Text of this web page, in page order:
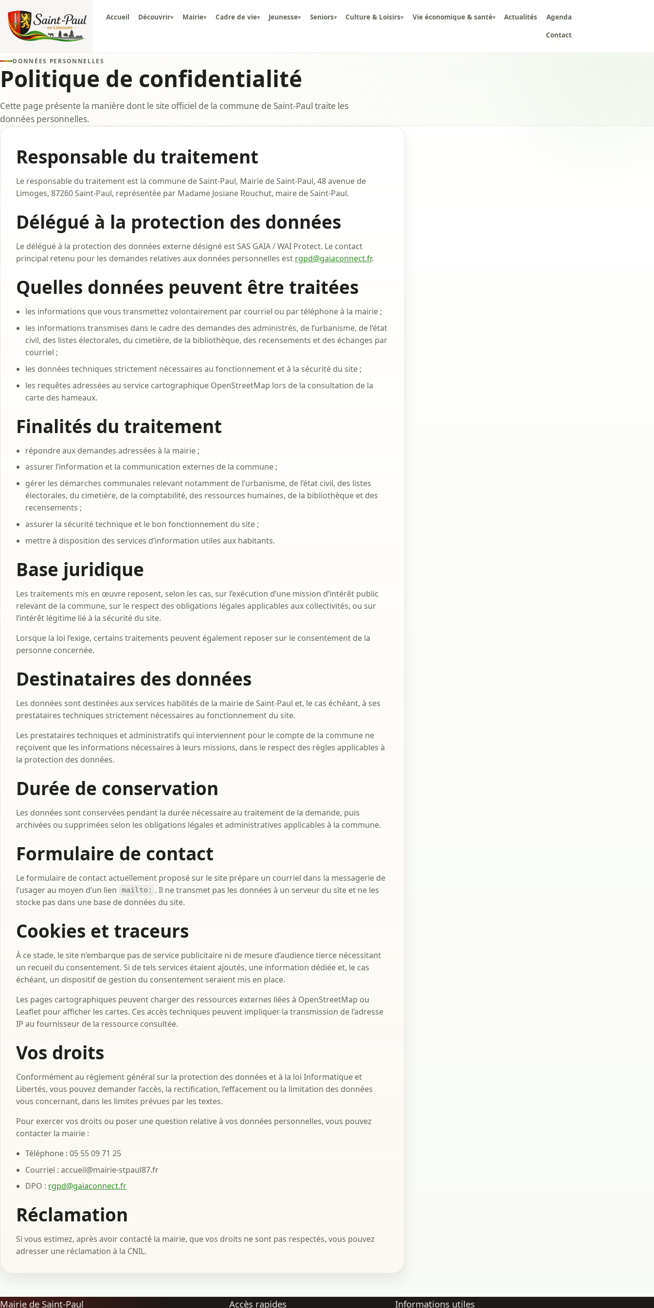
Accueil Découvrir▾ Mairie▾ Cadre de vie▾ Jeunesse▾ Seniors▾ Culture & Loisirs▾ Vie économique & santé▾ Actualités Agenda
Contact
DONNÉES PERSONNELLES
Politique de confidentialité
Cette page présente la manière dont le site officiel de la commune de Saint-Paul traite les
données personnelles.
Responsable du traitement
Le responsable du traitement est la commune de Saint-Paul, Mairie de Saint-Paul, 48 avenue de
Limoges, 87260 Saint-Paul, représentée par Madame Josiane Rouchut, maire de Saint-Paul.
Délégué à la protection des données
Le délégué à la protection des données externe désigné est SAS GAIA / WAI Protect. Le contact
principal retenu pour les demandes relatives aux données personnelles est rgpd@gaiaconnect.fr.
Quelles données peuvent être traitées
les informations que vous transmettez volontairement par courriel ou par téléphone à la mairie ;
les informations transmises dans le cadre des demandes des administrés, de l’urbanisme, de l’état
civil, des listes électorales, du cimetière, de la bibliothèque, des recensements et des échanges par
courriel ;
les données techniques strictement nécessaires au fonctionnement et à la sécurité du site ;
les requêtes adressées au service cartographique OpenStreetMap lors de la consultation de la
carte des hameaux.
Finalités du traitement
répondre aux demandes adressées à la mairie ;
assurer l’information et la communication externes de la commune ;
gérer les démarches communales relevant notamment de l’urbanisme, de l’état civil, des listes
électorales, du cimetière, de la comptabilité, des ressources humaines, de la bibliothèque et des
recensements ;
assurer la sécurité technique et le bon fonctionnement du site ;
mettre à disposition des services d’information utiles aux habitants.
Base juridique
Les traitements mis en œuvre reposent, selon les cas, sur l’exécution d’une mission d’intérêt public
relevant de la commune, sur le respect des obligations légales applicables aux collectivités, ou sur
l’intérêt légitime lié à la sécurité du site.
Lorsque la loi l’exige, certains traitements peuvent également reposer sur le consentement de la
personne concernée.
Destinataires des données
Les données sont destinées aux services habilités de la mairie de Saint-Paul et, le cas échéant, à ses
prestataires techniques strictement nécessaires au fonctionnement du site.
Les prestataires techniques et administratifs qui interviennent pour le compte de la commune ne
reçoivent que les informations nécessaires à leurs missions, dans le respect des règles applicables à
la protection des données.
Durée de conservation
Les données sont conservées pendant la durée nécessaire au traitement de la demande, puis
archivées ou supprimées selon les obligations légales et administratives applicables à la commune.
Formulaire de contact
Le formulaire de contact actuellement proposé sur le site prépare un courriel dans la messagerie de
l’usager au moyen d’un lien
mailto: . Il ne transmet pas les données à un serveur du site et ne les
stocke pas dans une base de données du site.
Cookies et traceurs
À ce stade, le site n’embarque pas de service publicitaire ni de mesure d’audience tierce nécessitant
un recueil du consentement. Si de tels services étaient ajoutés, une information dédiée et, le cas
échéant, un dispositif de gestion du consentement seraient mis en place.
Les pages cartographiques peuvent charger des ressources externes liées à OpenStreetMap ou
Leaflet pour afficher les cartes. Ces accès techniques peuvent impliquer la transmission de l’adresse
IP au fournisseur de la ressource consultée.
Vos droits
Conformément au règlement général sur la protection des données et à la loi Informatique et
Libertés, vous pouvez demander l’accès, la rectification, l’effacement ou la limitation des données
vous concernant, dans les limites prévues par les textes.
Pour exercer vos droits ou poser une question relative à vos données personnelles, vous pouvez
contacter la mairie :
Téléphone : 05 55 09 71 25
Courriel : accueil@mairie-stpaul87.fr
DPO : rgpd@gaiaconnect.fr
Réclamation
Si vous estimez, après avoir contacté la mairie, que vos droits ne sont pas respectés, vous pouvez
adresser une réclamation à la CNIL.
Mairie de Saint-Paul Accès rapides Informations utiles